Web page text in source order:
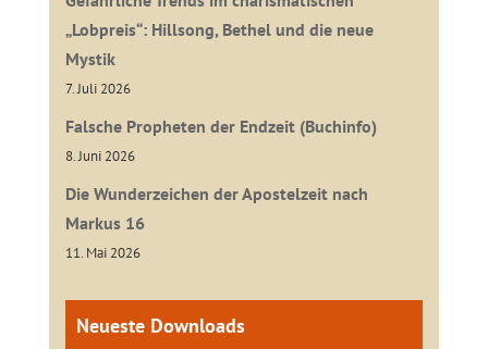
„Lobpreis“: Hillsong, Bethel und die neue
Mystik
7. Juli 2026
Falsche Propheten der Endzeit (Buchinfo)
8. Juni 2026
Die Wunderzeichen der Apostelzeit nach
Markus 16
11. Mai 2026
Neueste Downloads